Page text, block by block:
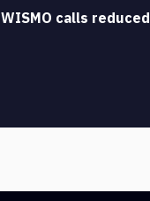
WISMO calls reduced